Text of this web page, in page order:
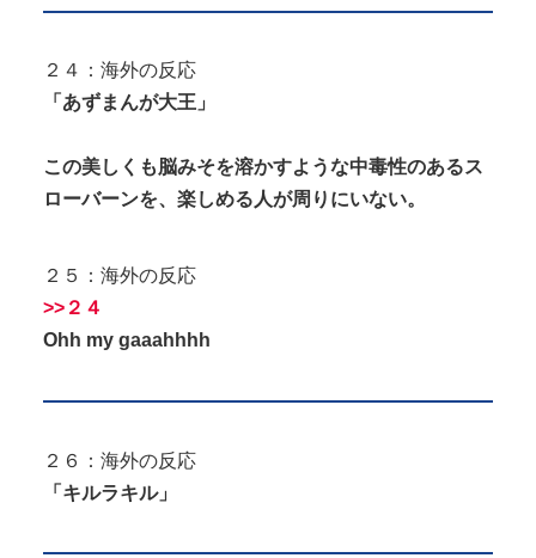
２４：海外の反応
「あずまんが大王」
この美しくも脳みそを溶かすような中毒性のあるス
ローバーンを、楽しめる人が周りにいない。
２５：海外の反応
>>２４
Ohh my gaaahhhh
２６：海外の反応
「キルラキル」